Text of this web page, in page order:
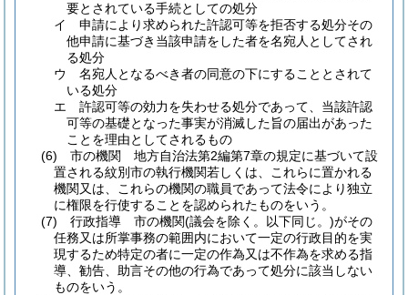
要とされている手続としての処分
イ
申請により求められた許認可等を拒否する処分その
他申請に基づき当該申請をした者を名宛人としてされ
る処分
ウ
名宛人となるべき者の同意の下にすることとされて
いる処分
エ
許認可等の効力を失わせる処分であって、当該許認
可等の基礎となった事実が消滅した旨の届出があった
ことを理由としてされるもの
(6)
市の機関 地方自治法第2編第7章の規定に基づいて設
置される紋別市の執行機関若しくは、これらに置かれる
機関又は、これらの機関の職員であって法令により独立
に権限を行使することを認められたものをいう。
(7)
行政指導 市の機関(議会を除く。以下同じ。)がその
任務又は所掌事務の範囲内において一定の行政目的を実
現するため特定の者に一定の作為又は不作為を求める指
導、勧告、助言その他の行為であって処分に該当しない
ものをいう。